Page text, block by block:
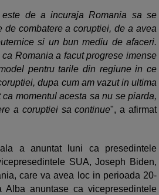
de a incuraja Romania sa se
de combatere a coruptiei, de a avea
si un bun mediu de afaceri.
Romania a facut progrese imense
pentru tarile din regiune in ce
dupa cum am vazut in ultima
momentul acesta sa nu se piarda,
a coruptiei sa continue", a afirmat
a anuntat luni ca presedintele
SUA, Joseph Biden,
care va avea loc in perioada 20-
anuntase ca vicepresedintele